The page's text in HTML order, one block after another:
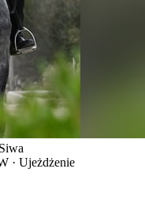
· Ujeżdżenie